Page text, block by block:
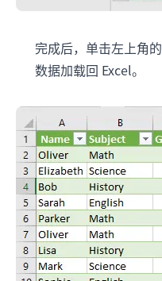
完成后，单击左上角的
数据加载回 Excel。